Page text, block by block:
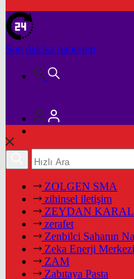
Son dakika haberleri
ZOLGEN SMA
zihinsel iletişim
ZEYDAN
zerafet
Zenbilci Sahanın
Zeka Enerji Merkezi
ZAM
Zabıtaya Pasta